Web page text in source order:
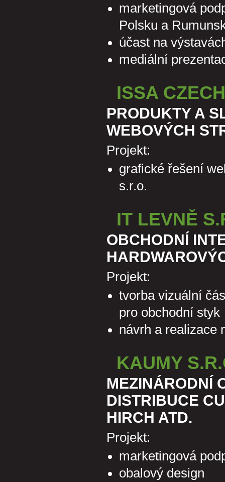
marketingová
Polsku a
účast na
mediální
ISSA
PRODUKTY A
WEBOVÝCH
Projekt:
grafické řešení
s.r.o.
IT LEVNĚ
OBCHODNÍ
Projekt:
tvorba vizuální
pro obchodní styk
návrh a realizace
KAUMY
MEZINÁRODNÍ
DISTRIBUCE
HIRCH ATD.
Projekt:
marketingová
obalový design